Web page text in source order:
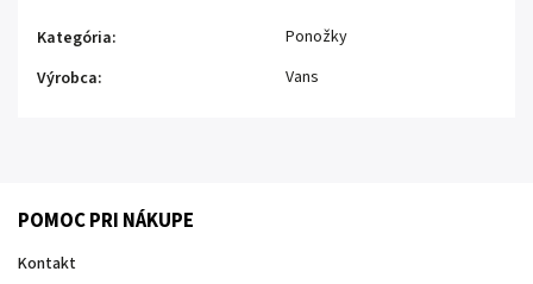
Kategória:
Ponožky
Výrobca: Vans
POMOC PRI NÁKUPE
Kontakt